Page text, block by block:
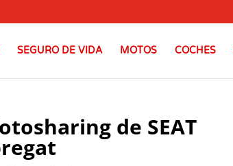
SEGURO DE VIDA MOTOS COCHES
de SEAT